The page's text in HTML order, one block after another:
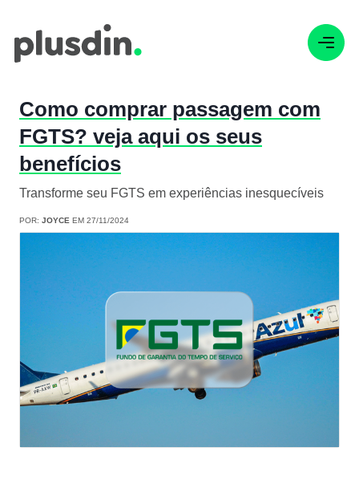
Como comprar passagem com
FGTS? veja aqui os seus
benefícios
Transforme seu FGTS em experiências inesquecíveis
POR: JOYCE EM 27/11/2024